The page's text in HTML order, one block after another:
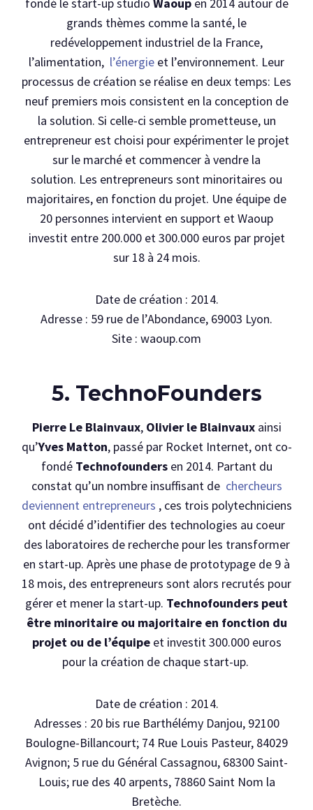
grands thèmes comme la santé, le
redéveloppement industriel de la France,
l’alimentation, l’énergie et l’environnement. Leur
processus de création se réalise en deux temps: Les
neuf premiers mois consistent en la conception de
la solution. Si celle-ci semble prometteuse, un
entrepreneur est choisi pour expérimenter le projet
sur le marché et commencer à vendre la
solution. Les entrepreneurs sont minoritaires ou
majoritaires, en fonction du projet. Une équipe de
20 personnes intervient en support et Waoup
investit entre 200.000 et 300.000 euros par projet
sur 18 à 24 mois.
Date de création : 2014.
Adresse : 59 rue de l’Abondance, 69003 Lyon.
Site : waoup.com
5. TechnoFounders
Pierre Le Blainvaux, Olivier le Blainvaux ainsi
qu’Yves Matton, passé par Rocket Internet, ont co-
fondé Technofoundersen 2014. Partant du
constat qu’un nombre insuffisant de chercheurs
deviennent entrepreneurs , ces trois polytechniciens
ont décidé d’identifier des technologies au coeur
des laboratoires de recherche pour les transformer
en start-up. Après une phase de prototypage de 9 à
18 mois, des entrepreneurs sont alors recrutés pour
gérer et mener la start-up. Technofounders peut
être minoritaire ou majoritaire en fonction du
projet ou de l’équipeet investit 300.000 euros
pour la création de chaque start-up.
Date de création : 2014.
Adresses : 20 bis rue Barthélémy Danjou, 92100
Boulogne-Billancourt; 74 Rue Louis Pasteur, 84029
Avignon; 5 rue du Général Cassagnou, 68300 Saint-
Louis; rue des 40 arpents, 78860 Saint Nom la
Bretèche.